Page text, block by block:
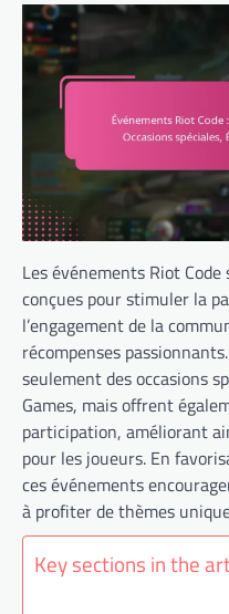
Les événements Riot
conçues pour stimuler la
l’engagement de la
récompenses
seulement des occasions
Games, mais offrent
participation, améliorant
pour les joueurs. En
ces événements
à profiter de thèmes
Key sections in the